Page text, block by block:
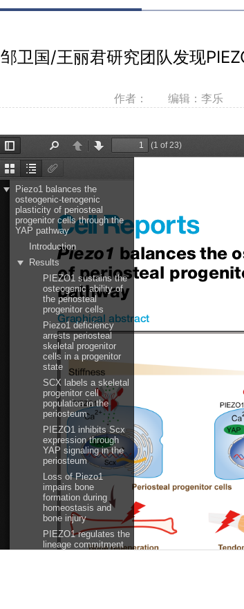
邹卫国/王丽君研究团队发现
作者： 编辑：李乐